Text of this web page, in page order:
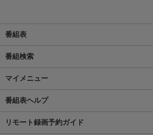
番組表
番組検索
マイメニュー
番組表ヘルプ
リモート録画予約ガイド